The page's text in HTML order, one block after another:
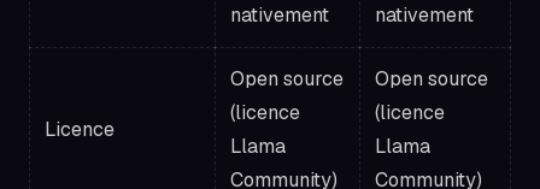
nativement
nativement
Licence
Open source
(licence
Llama
Community)
Open source
(licence
Llama
Community)